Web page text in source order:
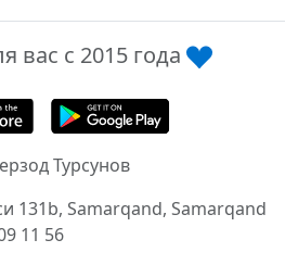
вас с 2015 года
Турсунов
131b, Samarqand, Samarqand
11 56